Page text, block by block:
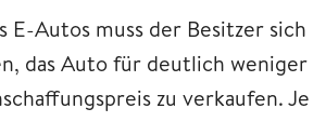
E-Autos muss der Besitzer sich
das Auto für deutlich weniger
zu verkaufen. Je